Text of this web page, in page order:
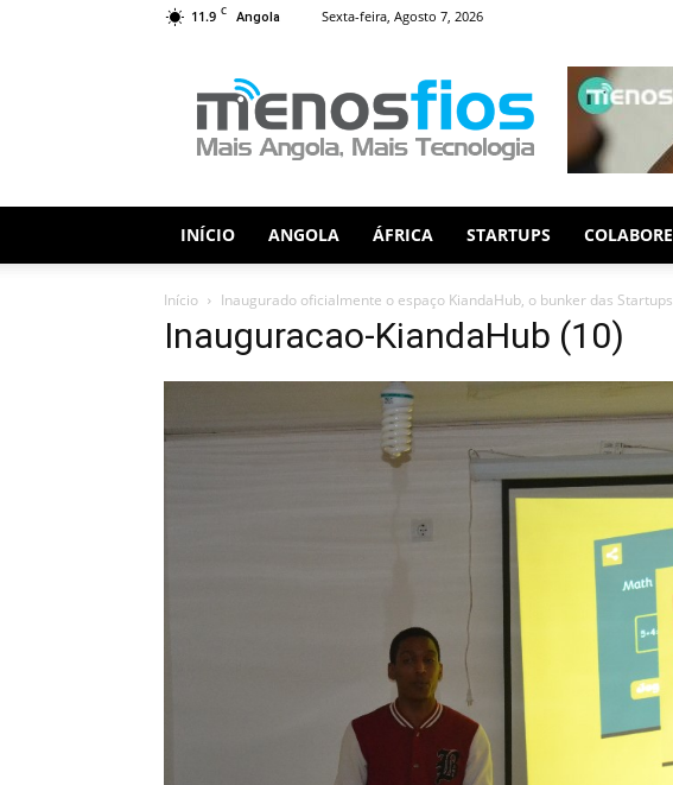
11.9 C Angola Sexta-feira, Agosto 7, 2026
Fios
INÍCIO ANGOLA ÁFRICA STARTUPS COLABORE
Início Inaugurado oficialmente o espaço KiandaHub, o bunker das Startups
Inauguracao-KiandaHub (10)